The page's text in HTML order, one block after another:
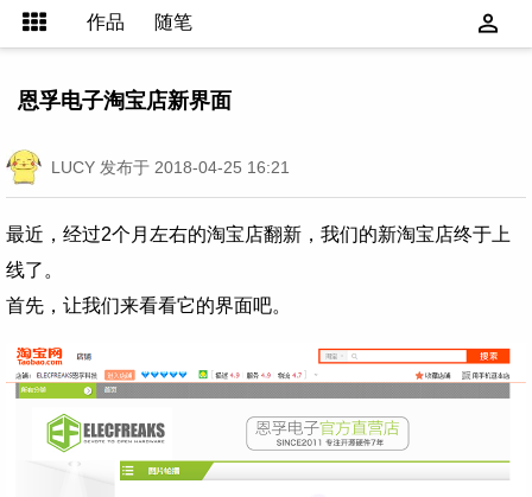
作品 随笔
恩孚电子淘宝店新界面
LUCY 发布于 2018-04-25 16:21
最近，经过2个月左右的淘宝店翻新，我们的新淘宝店终于上
线了。
首先，让我们来看看它的界面吧。